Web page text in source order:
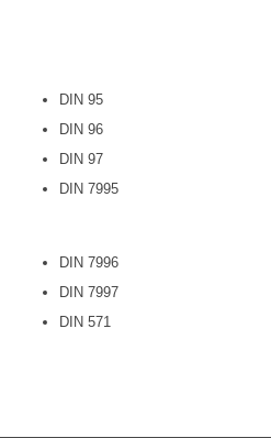
DIN 95
DIN 96
DIN 97
DIN 7995
DIN 7996
DIN 7997
DIN 571